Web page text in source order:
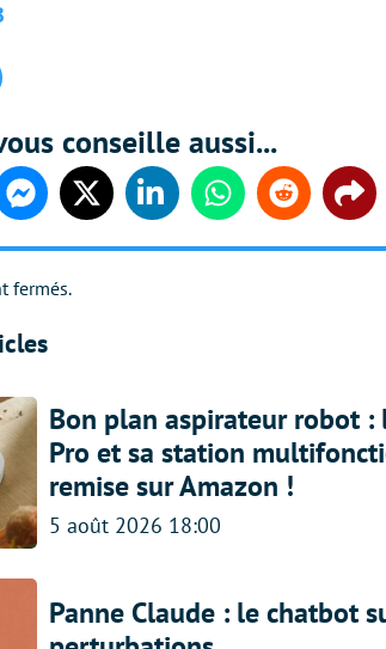
conseille aussi...
MessengerTwitter LinkedinWhatsappReddit Share
fermés.
Bon plan aspirateur robot :
Pro et sa station
remise sur Amazon !
5 août 2026 18:00
Panne Claude : le chatbot